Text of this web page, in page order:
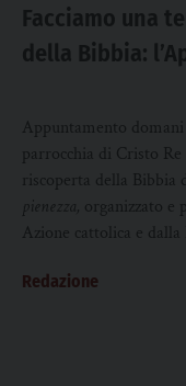
Facciamo una
della Bibbia:
Appuntamento
parrocchia di Cristo
riscoperta della Bibbia
pienezza, organizzato e
Azione cattolica e dalla
Redazione